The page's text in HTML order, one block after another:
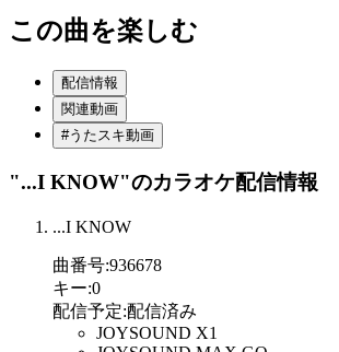
この曲を楽しむ
配信情報
関連動画
#うたスキ動画
"...I KNOW"のカラオケ配信情報
...I KNOW
曲番号:936678
キー:0
配信予定:配信済み
JOYSOUND X1